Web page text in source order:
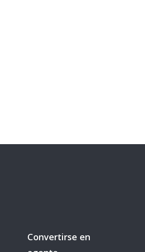
Convertirse en